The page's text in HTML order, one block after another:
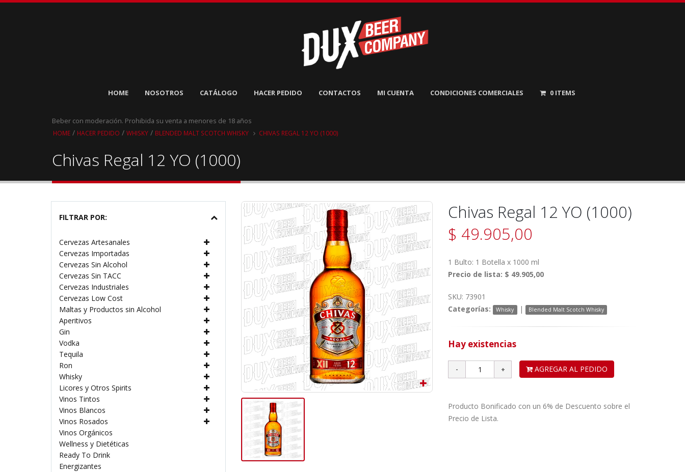
HOME NOSOTROS CATÁLOGO HACER PEDIDO CONTACTOS MI CUENTA CONDICIONES COMERCIALES 0ITEMS
Beber con moderación. Prohibida su venta a menores de 18 años
HOME / HACER PEDIDO / WHISKY / BLENDED MALT SCOTCH WHISKY CHIVAS REGAL 12 YO (1000)
Chivas Regal 12 YO (1000)
FILTRAR POR:
Cervezas Artesanales
Cervezas Importadas
Cervezas Sin Alcohol
Cervezas Sin TACC
Cervezas Industriales
Cervezas Low Cost
Maltas y Productos sin Alcohol
Aperitivos
Gin
Vodka
Tequila
Ron
Whisky
Licores y Otros Spirits
Vinos Tintos
Vinos Blancos
Vinos Rosados
Vinos Orgánicos
Wellness y Dietéticas
Ready To Drink
Energizantes
Chivas Regal 12 YO (1000)
$ 49.905,00
1 Bulto: 1 Botella x 1000 ml
Precio de lista: $ 49.905,00
SKU: 73901
Categorías: Whisky | Blended Malt Scotch Whisky
Hay existencias
AGREGAR AL PEDIDO
Producto Bonificado con un 6% de Descuento sobre el
Precio de Lista.